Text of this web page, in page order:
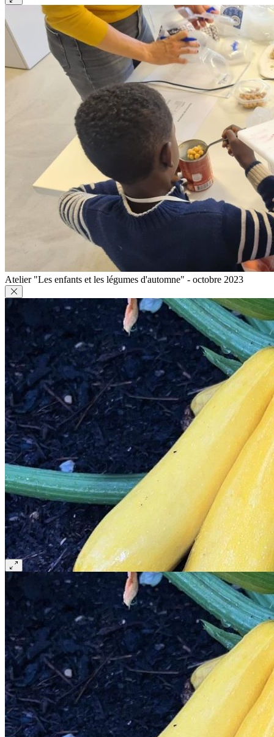
Atelier "Les enfants et les légumes d'automne" - octobre 2023